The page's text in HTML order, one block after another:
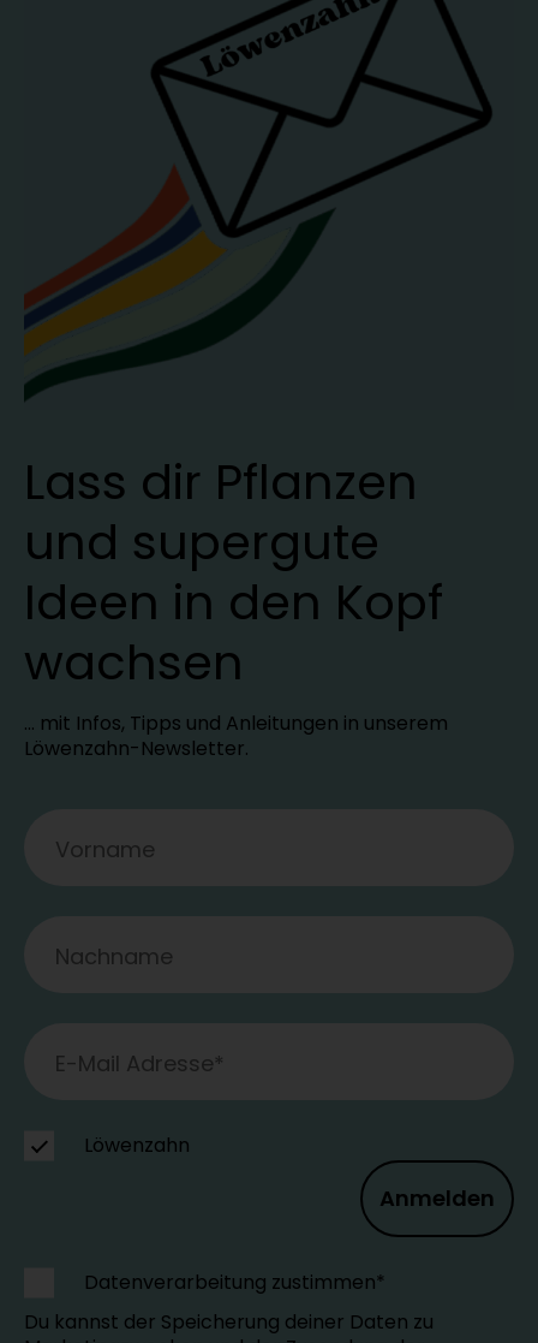
Lass dir Pflanzen
und supergute
Ideen in den Kopf
wachsen
… mit Infos, Tipps und Anleitungen in unserem
Löwenzahn-Newsletter.
Anmelden
Löwenzahn
Datenverarbeitung zustimmen*
Du kannst der Speicherung deiner Daten zu